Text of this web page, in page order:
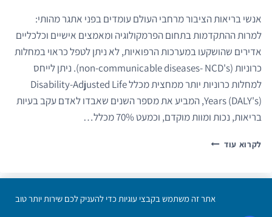
אנשי בריאות הציבור מרחבי העולם עומדים בפני אתגר מהותי:
למרות ההתקדמות בתחום הפרמקולוגיה ומאמצים אישיים וכלכליים
אדירים שהושקעו במערכות הרפואיות, לא ניתן לטפל כראוי במחלות
כרוניות (non-communicable diseases- NCD's). ניתן לייחס
למחלות כרוניות יותר ממחצית מכלל Disability-Adjusted Life
Years (DALY's), המביע את מספר השנים שאבדו לאדם עקב בעיות
בריאות, נכות ומוות מוקדם, וכמעט 70% מכלל…
לקרוא עודכיצד
את
בריאותנוהצטרפו אלינו צרו קשר הבהרה משפטית מדיניות פרטיות הצהרת נגישות
אתר זה משתמש בקבצי עוגיות כדי להעניק לכם שירות יותר טוב